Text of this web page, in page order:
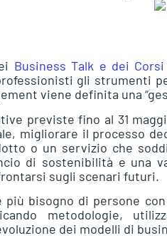
Business Talk e dei
gli strumenti
viene definita una
previste fino al 31
migliorare il processo
o un servizio che
di sostenibilità e una
sugli scenari futuri.
più bisogno di persone
metodologie,
dei modelli di